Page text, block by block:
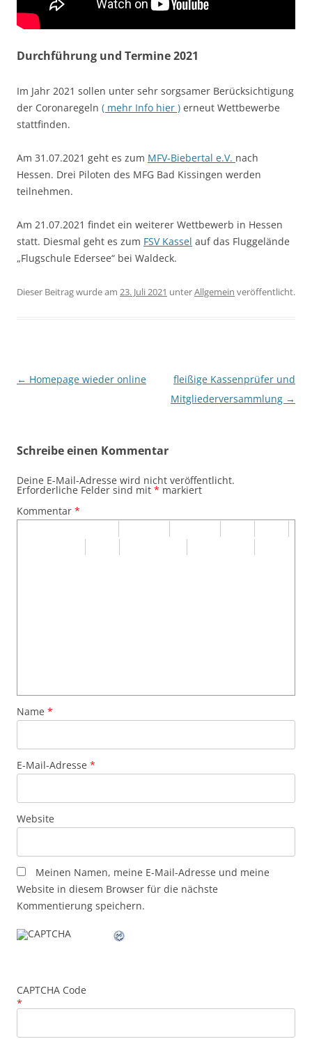
Durchführung und Termine 2021
Im Jahr 2021 sollen unter sehr sorgsamer Berücksichtigung
der Coronaregeln ( mehr Info hier ) erneut Wettbewerbe
stattfinden.
Am 31.07.2021 geht es zum MFV-Biebertal e.V. nach
Hessen. Drei Piloten des MFG Bad Kissingen werden
teilnehmen.
Am 21.07.2021 findet ein weiterer Wettbewerb in Hessen
statt. Diesmal geht es zum FSV Kassel auf das Fluggelände
„Flugschule Edersee“ bei Waldeck.
Dieser Beitrag wurde am 23. Juli 2021 unterAllgemein veröffentlicht.
Beitrags-
← Homepage wieder online
fleißige Kassenprüfer und
Mitgliederversammlung →
Schreibe einen Kommentar
Deine E-Mail-Adresse wird nicht veröffentlicht.
Erforderliche Felder sind mit * markiert
Kommentar *
Name *
E-Mail-Adresse *
Website
Meinen Namen, meine E-Mail-Adresse und meine
Website in diesem Browser für die nächste
Kommentierung speichern.
CAPTCHA Code
*